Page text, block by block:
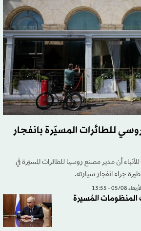
للطائرات المسيّرة بانفجار
أن مدير مصنع روسيا للطائرات المسيّرة في
جراء انفجار سيارته.
05/08 - 13:55
المنظومات المُسيرة